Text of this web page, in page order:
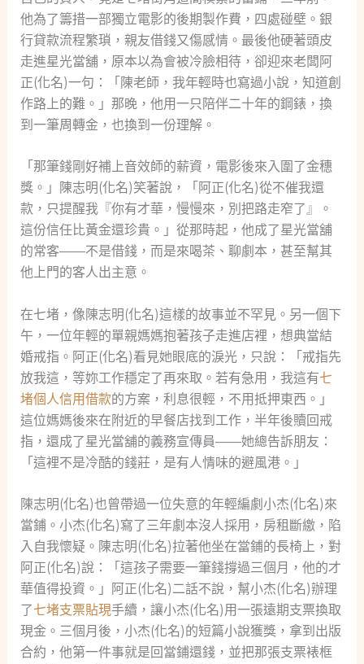
他為了籌措一部獨立電影的後期製作費，四處碰壁。銀
行貸款流程繁瑣，親友借錢又傷感情。最後他硬著頭皮
走進星光當舖，原本以為會被冷臉相待，卻迎來老闆阿
正(化名)一句：「陳老師，我年輕時也寫過小說，知道創
作路上的難。」那晚，他用一只陪伴二十年的鋼錶，換
到一筆周轉金，也換到一份理解。
「那筆錢剛好補上音效師的薪資，電影後來入圍了金穗
獎。」陳志明(化名)笑著說，「阿正(化名)從不催我還
款，只提醒我『你有才華，慢慢來，別把路走窄了』。
這份信任比黃金還珍貴。」從那時起，他成了星光當舖
的常客——不是借錢，而是來喝茶、聊劇本，甚至幫其
他上門的客人出主意。
在七堵，像陳志明(化名)這樣的故事並不罕見。另一個下
午，一位年輕的單親媽媽抱著孩子走進店裡，想典當結
婚戒指。阿正(化名)看見她眼底的淚光，只說：「戒指先
放我這，等妳工作穩定了再來取。若有急用，我這有七
堵個人信用借款的方案，利息很輕，不用抵押東西。」
這位媽媽後來在附近的早餐店找到工作，半年後贖回戒
指，還成了星光當舖的義務宣傳員——她總告訴朋友：
「這裡不是冷酷的錢莊，是有人情味的避風港。」
陳志明(化名)也曾帶過一位失意的年輕編劇小杰(化名)來
當鋪。小杰(化名)寫了三年劇本沒人採用，房租斷繳，陷
入自我懷疑。陳志明(化名)拉著他坐在當鋪的長椅上，對
阿正(化名)說：「這孩子需要一筆錢撐過三個月，他的才
華值得投資。」阿正(化名)二話不說，幫小杰(化名)辦理
了七堵支票貼現手續，讓小杰(化名)用一張遠期支票換取
現金。三個月後，小杰(化名)的短篇小說獲獎，拿到出版
合約，他第一件事就是回當鋪還錢，並把那張支票裱框